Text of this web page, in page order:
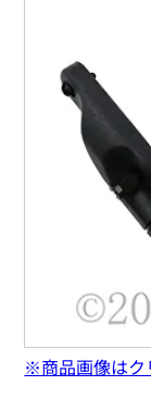
※商品画像はク